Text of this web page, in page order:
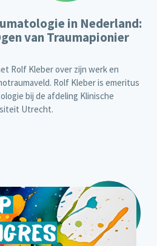
in Nederland:
van Traumapionier
Rolf Kleber over zijn werk en
Rolf Kleber is emeritus
bij de afdeling Klinische
Utrecht.